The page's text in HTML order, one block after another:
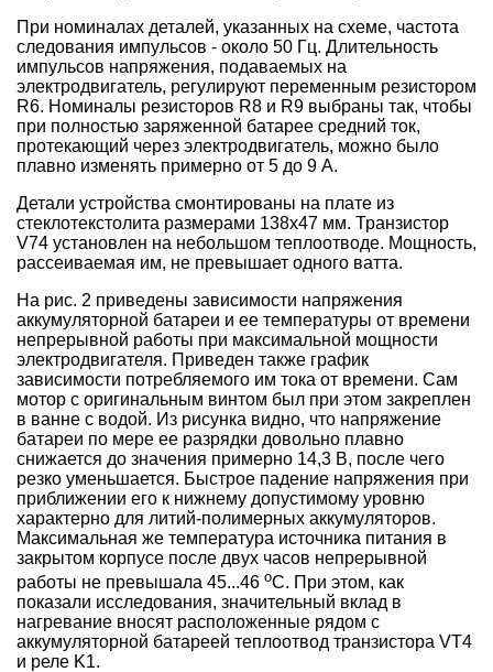
При номиналах деталей, указанных на схеме, частота
следования импульсов - около 50 Гц. Длительность
импульсов напряжения, подаваемых на
электродвигатель, регулируют переменным резистором
R6. Номиналы резисторов R8 и R9 выбраны так, чтобы
при полностью заряженной батарее средний ток,
протекающий через электродвигатель, можно было
плавно изменять примерно от 5 до 9 А.
Детали устройства смонтированы на плате из
стеклотекстолита размерами 138x47 мм. Транзистор
V74 установлен на небольшом теплоотводе. Мощность,
рассеиваемая им, не превышает одного ватта.
На рис. 2 приведены зависимости напряжения
аккумуляторной батареи и ее температуры от времени
непрерывной работы при максимальной мощности
электродвигателя. Приведен также график
зависимости потребляемого им тока от времени. Сам
мотор с оригинальным винтом был при этом закреплен
в ванне с водой. Из рисунка видно, что напряжение
батареи по мере ее разрядки довольно плавно
снижается до значения примерно 14,3 В, после чего
резко уменьшается. Быстрое падение напряжения при
приближении его к нижнему допустимому уровню
характерно для литий-полимерных аккумуляторов.
Максимальная же температура источника питания в
закрытом корпусе после двух часов непрерывной
работы не превышала 45...46 оС. При этом, как
показали исследования, значительный вклад в
нагревание вносят расположенные рядом с
аккумуляторной батареей теплоотвод транзистора VT4
и реле K1.